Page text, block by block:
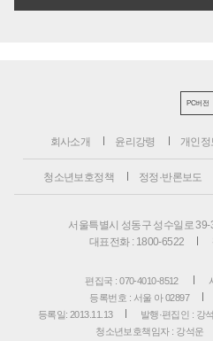
PC버전
회사소개 윤리강령 개인
청소년보호정책 정정·반론보도
서울특별시 성동구 성수일로
대표전화 : 1800-6522
편집국 : 070-4010-8512
등록번호 : 서울 아 02897
등록일: 2013.11.13
발행·편집인 : 강
청소년보호책임자 : 강석운